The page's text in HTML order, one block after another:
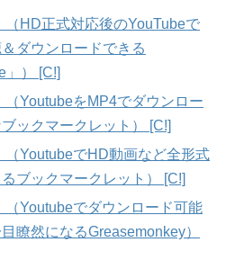
（HD正式対応後のYouTubeで
ダウンロードできる
」） [C!]
YoutubeをMP4でダウンロー
ックマークレット） [C!]
（YoutubeでHD動画など全形式
ブックマークレット） [C!]
（Youtubeでダウンロード可能
瞭然になるGreasemonkey）